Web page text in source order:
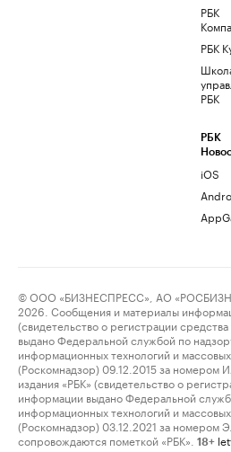
РБК
РБК
РБК
РБК
iOS
© ООО «БИЗНЕСПРЕСС», АО
2026. Сообщения и материалы
(свидетельство о регистрации
выдано Федеральной службой по
информационных технологий и
(Роскомнадзор) 09.12.2015 за
издания «РБК» (свидетельство о
информации выдано Федеральной
информационных технологий и
(Роскомнадзор) 03.12.2021 за
сопровождаются пометкой «РБК».
18+